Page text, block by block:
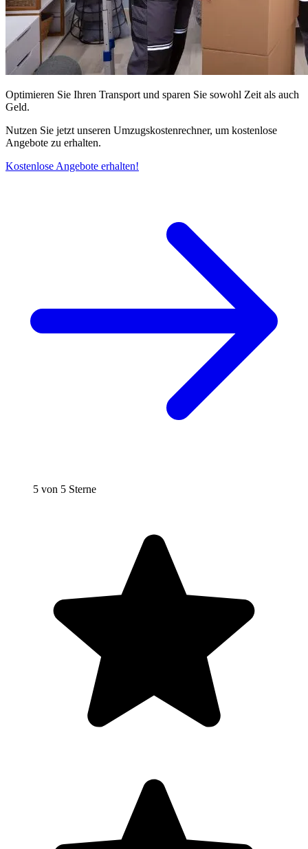
Optimieren Sie Ihren Transport und sparen Sie sowohl Zeit als auch
Geld.
Nutzen Sie jetzt unseren Umzugskostenrechner, um kostenlose
Angebote zu erhalten.
Kostenlose Angebote erhalten!
5 von 5 Sterne